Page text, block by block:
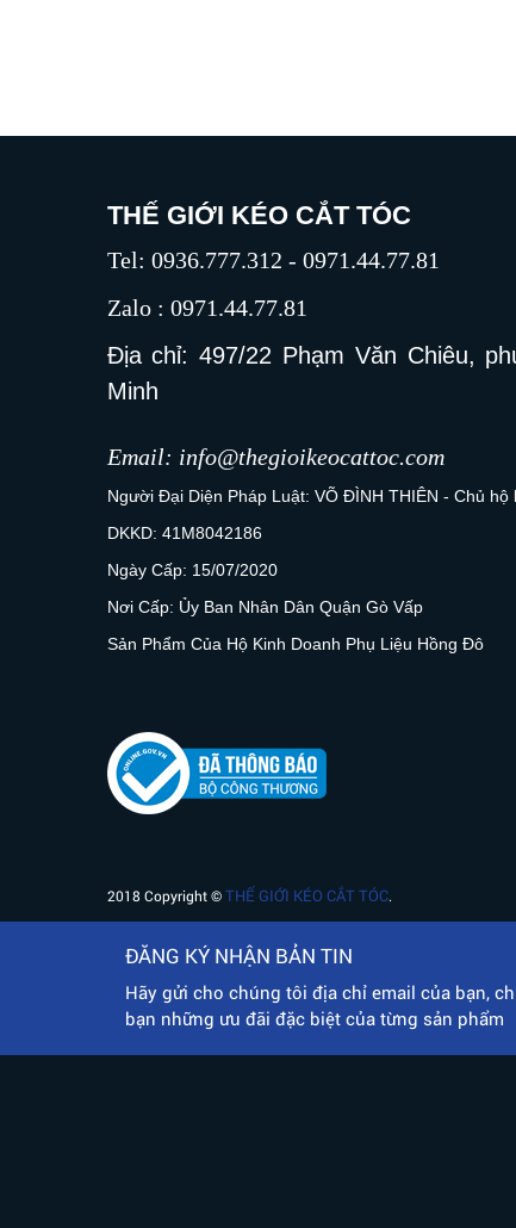
THẾ GIỚI KÉO CẮT TÓC
Tel: 0936.777.312 - 0971.44.77.81
Zalo : 0971.44.77.81
Địa chỉ: 497/22 Phạm Văn Chiêu,
Minh
Email: info@thegioikeocattoc.com
Người Đại Diện Pháp Luật: VÕ ĐÌNH THIÊN - Chủ hộ
DKKD: 41M8042186
Ngày Cấp: 15/07/2020
Nơi Cấp: Ủy Ban Nhân Dân Quận Gò Vấp
Sản Phẩm Của Hộ Kinh Doanh Phụ Liệu Hồng Đô
2018 Copyright ©THẾ GIỚI KÉO CẮT TÓC.
ĐĂNG KÝ NHẬN BẢN TIN
Hãy gửi cho chúng tôi địa chỉ email của bạn,
bạn những ưu đãi đặc biệt của từng sản phẩm